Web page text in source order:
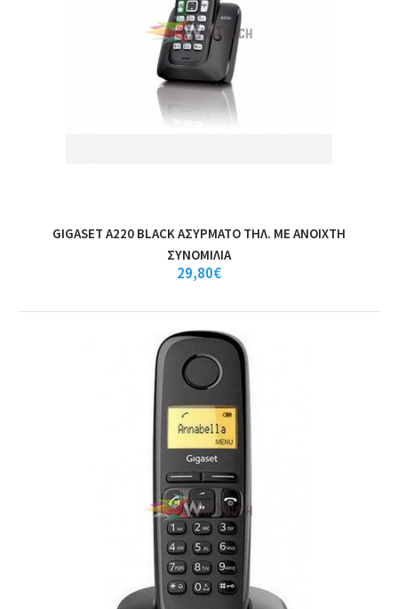
Gigaset A170 Black ECO,Ασύρματο
ψηφιακό τηλέφωνο ,φωτειζόμενη οθόνη
1,5’’, Ελληνικό μενού
Καλάθι
GIGASET A220 BLACK ΑΣΥΡΜΑΤΟ ΤΗΛ. ΜΕ ΑΝΟΙΧΤΗ
ΣΥΝΟΜΙΛΙΑ
29,80€